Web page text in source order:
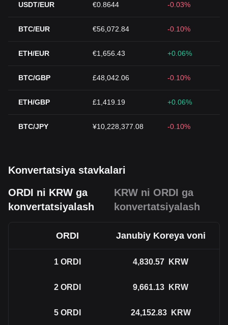
USDT/EUR €0.8644 -0.03%
BTC/EUR €56,072.84 -0.10%
ETH/EUR €1,656.43 +0.06%
BTC/GBP £48,042.06 -0.10%
ETH/GBP £1,419.19 +0.06%
BTC/JPY ¥10,228,377.08 -0.10%
Konvertatsiya stavkalari
ORDI ni KRW ga
konvertatsiyalash
KRW ni ORDI ga
konvertatsiyalash
ORDI Janubiy Koreya voni
1 ORDI 4,830.57 KRW
2 ORDI 9,661.13 KRW
5 ORDI 24,152.83 KRW